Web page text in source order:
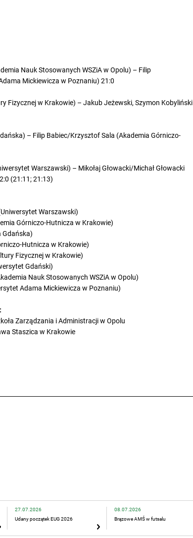
Nauk Stosowanych WSZiA w Opolu) – Filip
Mickiewicza w Poznaniu) 21:0
Fizycznej w Krakowie) – Jakub Jeżewski, Szymon Kobyliński
– Filip Babiec/Krzysztof Sala (Akademia Górniczo-
Warszawski) – Mikołaj Głowacki/Michał Głowacki
(21:11; 21:13)
Warszawski)
Górniczo-Hutnicza w Krakowie)
Gdańska)
Hutnicza w Krakowie)
Fizycznej w Krakowie)
Gdański)
Nauk Stosowanych WSZiA w Opolu)
Adama Mickiewicza w Poznaniu)
Zarządzania i Administracji w Opolu
Staszica w Krakowie
27.07.2026
Udany początek EUG 2026
08.07.2026
Brązowe AMŚ w futsalu